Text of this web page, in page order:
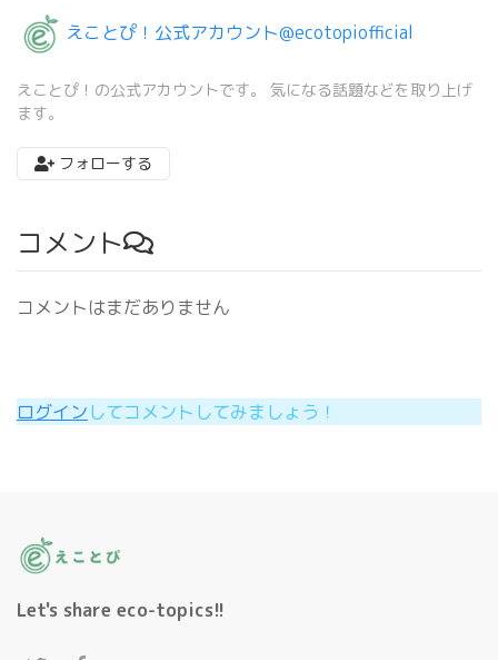
えことぴ！公式アカウント@ecotopiofficial
えことぴ！の公式アカウントです。 気になる話題などを取り上げ
ます。
フォローする
コメント
コメントはまだありません
ログインしてコメントしてみましょう！
Let's share eco-topics!!